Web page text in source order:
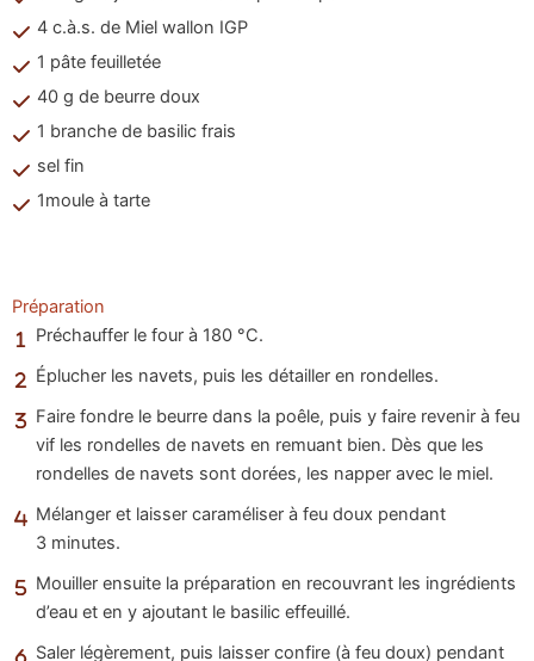
4 c.à.s. de Miel wallon IGP
1 pâte feuilletée
40 g de beurre doux
1 branche de basilic frais
sel fin
1moule à tarte
Préparation
Préchauffer le four à 180 °C.
Éplucher les navets, puis les détailler en rondelles.
Faire fondre le beurre dans la poêle, puis y faire revenir à feu
vif les rondelles de navets en remuant bien. Dès que les
rondelles de navets sont dorées, les napper avec le miel.
Mélanger et laisser caraméliser à feu doux pendant
3 minutes.
Mouiller ensuite la préparation en recouvrant les ingrédients
d’eau et en y ajoutant le basilic effeuillé.
Saler légèrement, puis laisser confire (à feu doux) pendant